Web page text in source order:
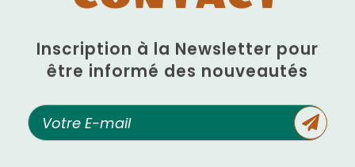
Inscription à la Newsletter pour
être informé des nouveautés